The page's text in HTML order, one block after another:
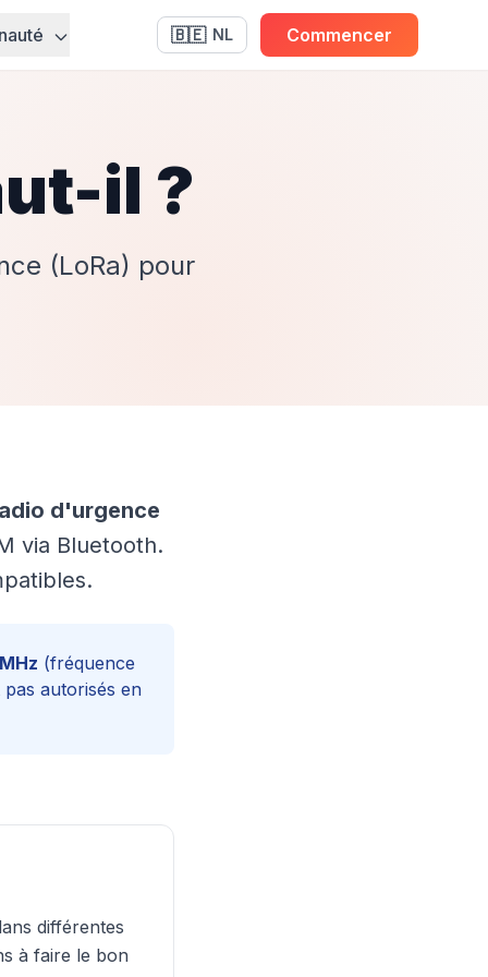
🇧🇪 NL Commencer
il ?
(LoRa) pour
d'urgence
via Bluetooth.
(fréquence
autorisés en
différentes
à faire le bon